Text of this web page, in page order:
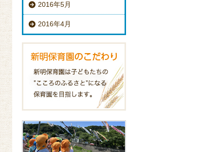
2016年5月
2016年4月